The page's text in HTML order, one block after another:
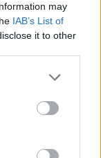
may
IAB’s List of
it to other